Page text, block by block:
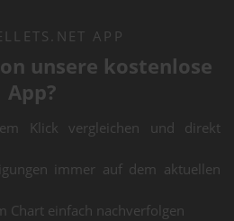
APP
unsere kostenlose
App?
Klick vergleichen und direkt
immer auf dem aktuellen
Chart einfach nachverfolgen